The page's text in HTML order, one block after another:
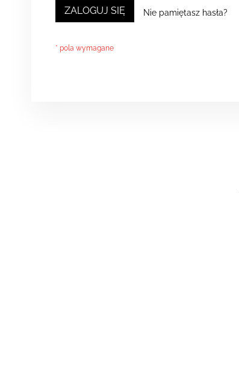
ZALOGUJ SIĘ Nie pamiętasz hasła?